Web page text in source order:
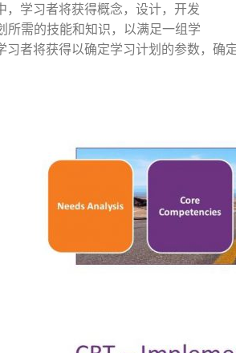
，学习者将获得概念，设计，开发
所需的技能和知识，以满足一组学
者将获得以确定学习计划的参数，确